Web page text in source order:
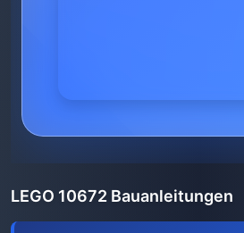
LEGO 10672 Bauanleitungen